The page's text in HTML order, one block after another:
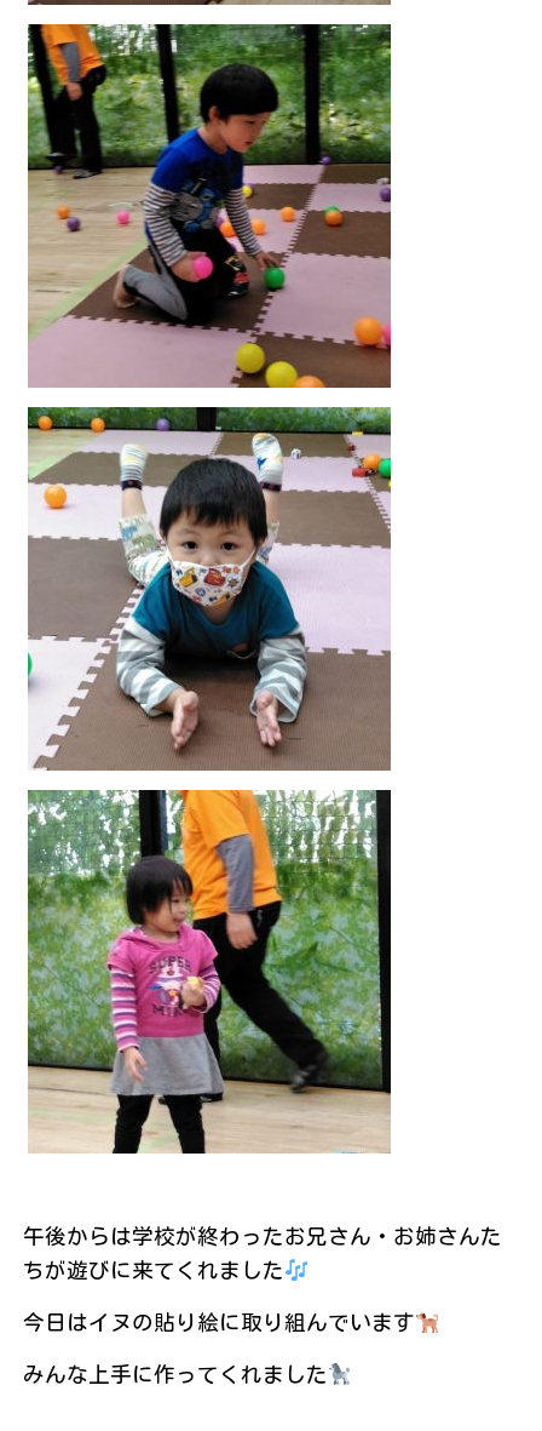
午後からは学校が終わったお兄さん・お姉さんた
ちが遊びに来てくれました
今日はイヌの貼り絵に取り組んでいます
みんな上手に作ってくれました